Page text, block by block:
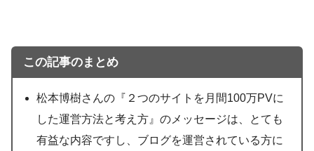
この記事のまとめ
松本博樹さんの『２つのサイトを月間100万PVに
した運営方法と考え方』のメッセージは、とても
有益な内容ですし、ブログを運営されている方に